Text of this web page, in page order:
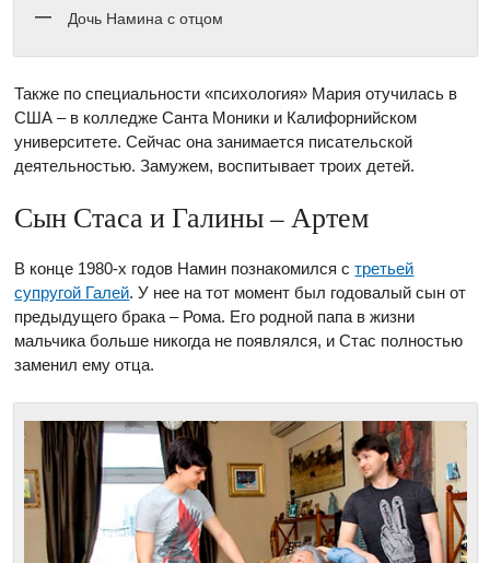
Дочь Намина с отцом
Также по специальности «психология» Мария отучилась в
США – в колледже Санта Моники и Калифорнийском
университете. Сейчас она занимается писательской
деятельностью. Замужем, воспитывает троих детей.
Сын Стаса и Галины – Артем
В конце 1980-х годов Намин познакомился стретьей
супругой Галей. У нее на тот момент был годовалый сын от
предыдущего брака – Рома. Его родной папа в жизни
мальчика больше никогда не появлялся, и Стас полностью
заменил ему отца.